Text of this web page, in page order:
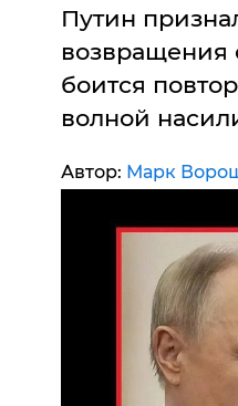
Путин
возвращения
боится
волной
Автор: Марк